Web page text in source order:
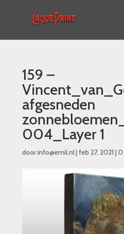
159 –
afgesneden
004_Layer 1
doorinfo@emil.nl| feb 27, 2021 | 0